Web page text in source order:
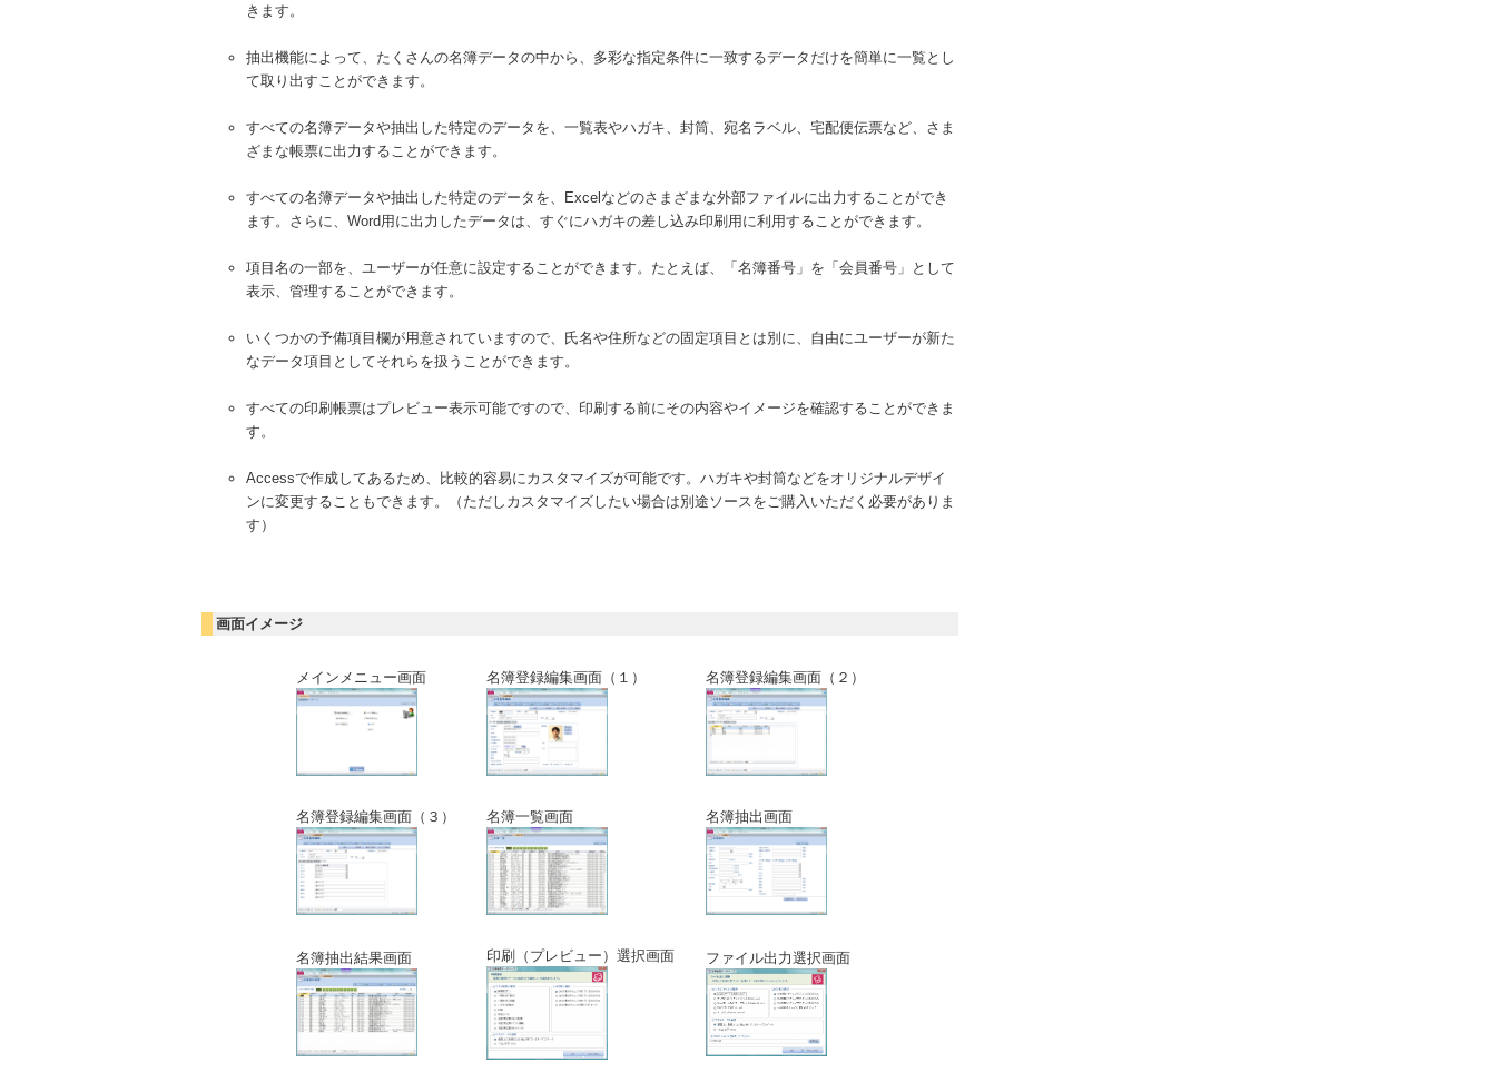
きます。
抽出機能によって、たくさんの名簿データの中から、多彩な指定条件に一致するデータだけを簡単に一覧とし
て取り出すことができます。
すべての名簿データや抽出した特定のデータを、一覧表やハガキ、封筒、宛名ラベル、宅配便伝票など、さま
ざまな帳票に出力することができます。
すべての名簿データや抽出した特定のデータを、Excelなどのさまざまな外部ファイルに出力することができ
ます。さらに、Word用に出力したデータは、すぐにハガキの差し込み印刷用に利用することができます。
項目名の一部を、ユーザーが任意に設定することができます。たとえば、「名簿番号」を「会員番号」として
表示、管理することができます。
いくつかの予備項目欄が用意されていますので、氏名や住所などの固定項目とは別に、自由にユーザーが新た
なデータ項目としてそれらを扱うことができます。
すべての印刷帳票はプレビュー表示可能ですので、印刷する前にその内容やイメージを確認することができま
す。
Accessで作成してあるため、比較的容易にカスタマイズが可能です。ハガキや封筒などをオリジナルデザイ
ンに変更することもできます。（ただしカスタマイズしたい場合は別途ソースをご購入いただく必要がありま
す）
画面イメージ
メインメニュー画面 名簿登録編集画面（１） 名簿登録編集画面（２）
名簿登録編集画面（３） 名簿一覧画面 名簿抽出画面
名簿抽出結果画面 印刷（プレビュー）選択画面 ファイル出力選択画面